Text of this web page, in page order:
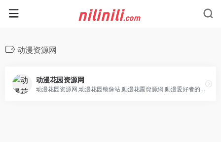
动漫资源网
动漫花园资源网
动漫花园资源网,动漫花园镜像站,動漫花園資源網,動漫愛好者的自由交流平台，本站为动漫花园镜像站，本站不存储发布任何种子资源，仅提供搜索及动漫花园快照内容